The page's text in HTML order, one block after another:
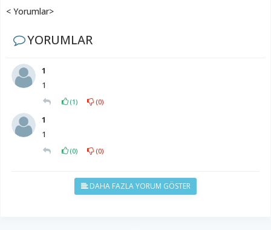
< Yorumlar>
YORUMLAR
1
1
(1) (0)
1
1
(0) (0)
DAHA FAZLA YORUM GÖSTER